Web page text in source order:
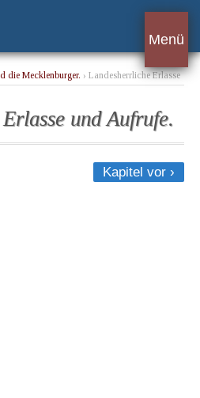
Menü
die Mecklenburger. › Landesherrliche Erlasse
und Aufrufe.
Kapitel vor ›